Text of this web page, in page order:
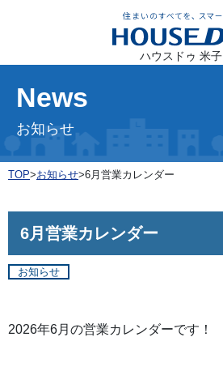
ハウスドゥ 米子
News
お知らせ
TOP>お知らせ>6月営業カレンダー
6月営業カレンダー
お知らせ
2026年6月の営業カレンダーです！